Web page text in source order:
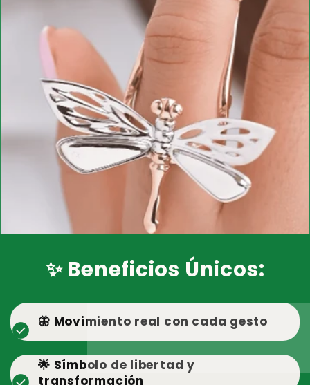
✨ Beneficios Únicos:
check_circle 🦋 Movimiento real con cada gesto
🌟 Símbolo de libertad y
transformación